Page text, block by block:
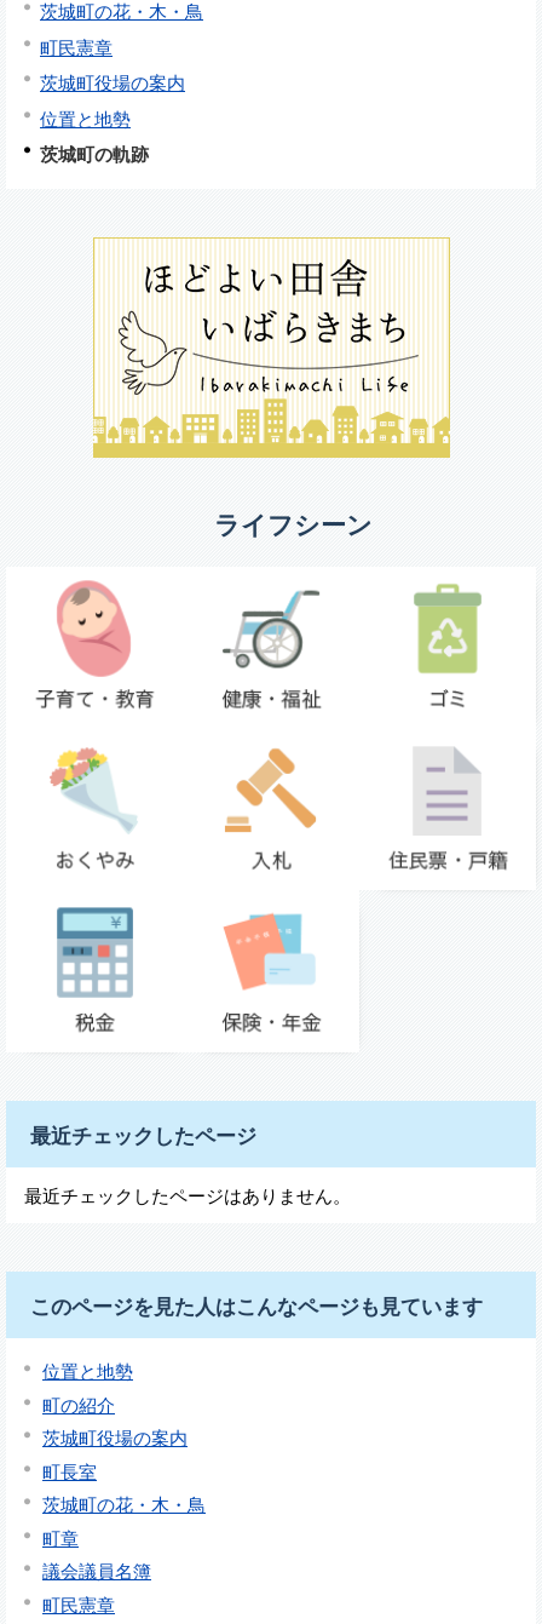
茨城町の花・木・鳥
町民憲章
茨城町役場の案内
位置と地勢
茨城町の軌跡
ライフシーン
最近チェックしたページ
最近チェックしたページはありません。
このページを見た人はこんなページも見ています
位置と地勢
町の紹介
茨城町役場の案内
町長室
茨城町の花・木・鳥
町章
議会議員名簿
町民憲章